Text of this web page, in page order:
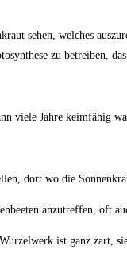
sehen, welches
zu betreiben,
viele Jahre keimfähig
dort wo die
anzutreffen, oft
ist ganz zart,